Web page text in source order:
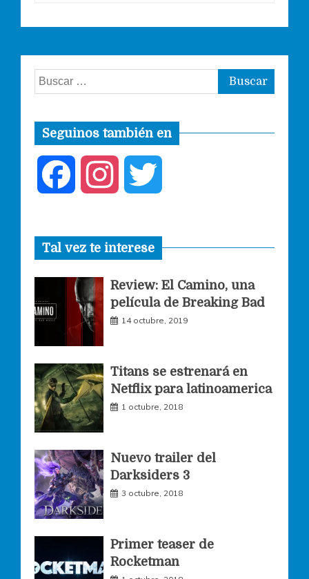
Buscar:
Seguinos también en
c
e
b
o
o
s
t
a
g
m
i
t
t
r
Tal vez te interese
Review: El Camino, una
película de Breaking Bad
14 octubre, 2019
Titans se estrenará en
Netflix para latinoamerica
1 octubre, 2018
Nuevo trailer del
Darksiders 3
3 octubre, 2018
Primer teaser de
Rocketman